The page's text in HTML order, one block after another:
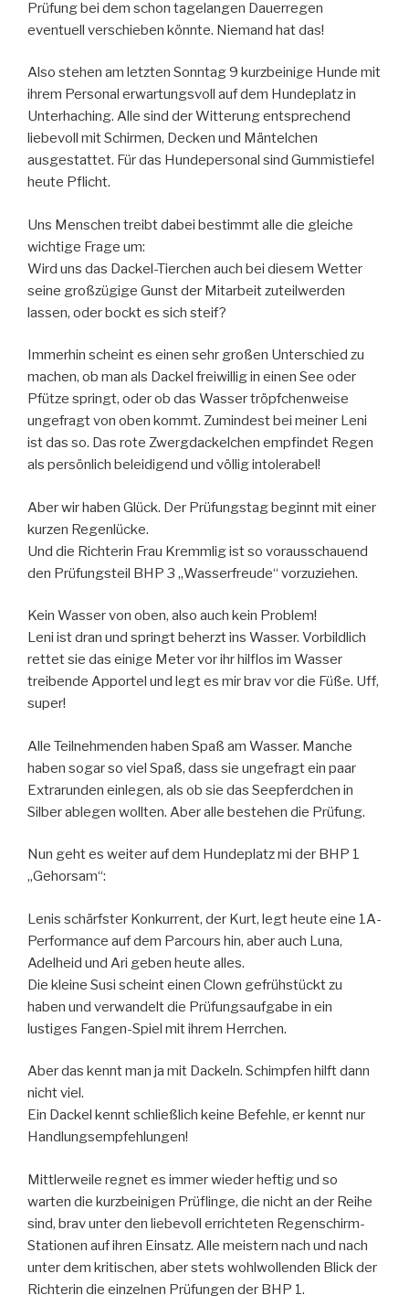
Prüfung bei dem schon tagelangen Dauerregen
eventuell verschieben könnte. Niemand hat das!
Also stehen am letzten Sonntag 9 kurzbeinige Hunde mit
ihrem Personal erwartungsvoll auf dem Hundeplatz in
Unterhaching. Alle sind der Witterung entsprechend
liebevoll mit Schirmen, Decken und Mäntelchen
ausgestattet. Für das Hundepersonal sind Gummistiefel
heute Pflicht.
Uns Menschen treibt dabei bestimmt alle die gleiche
wichtige Frage um:
Wird uns das Dackel-Tierchen auch bei diesem Wetter
seine großzügige Gunst der Mitarbeit zuteilwerden
lassen, oder bockt es sich steif?
Immerhin scheint es einen sehr großen Unterschied zu
machen, ob man als Dackel freiwillig in einen See oder
Pfütze springt, oder ob das Wasser tröpfchenweise
ungefragt von oben kommt. Zumindest bei meiner Leni
ist das so. Das rote Zwergdackelchen empfindet Regen
als persönlich beleidigend und völlig intolerabel!
Aber wir haben Glück. Der Prüfungstag beginnt mit einer
kurzen Regenlücke.
Und die Richterin Frau Kremmlig ist so vorausschauend
den Prüfungsteil BHP 3 „Wasserfreude“ vorzuziehen.
Kein Wasser von oben, also auch kein Problem!
Leni ist dran und springt beherzt ins Wasser. Vorbildlich
rettet sie das einige Meter vor ihr hilflos im Wasser
treibende Apportel und legt es mir brav vor die Füße. Uff,
super!
Alle Teilnehmenden haben Spaß am Wasser. Manche
haben sogar so viel Spaß, dass sie ungefragt ein paar
Extrarunden einlegen, als ob sie das Seepferdchen in
Silber ablegen wollten. Aber alle bestehen die Prüfung.
Nun geht es weiter auf dem Hundeplatz mi der BHP 1
„Gehorsam“:
Lenis schärfster Konkurrent, der Kurt, legt heute eine 1A-
Performance auf dem Parcours hin, aber auch Luna,
Adelheid und Ari geben heute alles.
Die kleine Susi scheint einen Clown gefrühstückt zu
haben und verwandelt die Prüfungsaufgabe in ein
lustiges Fangen-Spiel mit ihrem Herrchen.
Aber das kennt man ja mit Dackeln. Schimpfen hilft dann
nicht viel.
Ein Dackel kennt schließlich keine Befehle, er kennt nur
Handlungsempfehlungen!
Mittlerweile regnet es immer wieder heftig und so
warten die kurzbeinigen Prüflinge, die nicht an der Reihe
sind, brav unter den liebevoll errichteten Regenschirm-
Stationen auf ihren Einsatz. Alle meistern nach und nach
unter dem kritischen, aber stets wohlwollenden Blick der
Richterin die einzelnen Prüfungen der BHP 1.